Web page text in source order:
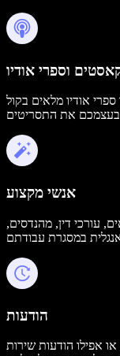
וספרי אודיו
אודיו מלאים בקול
אנשי מקצוע
עורכי דין, מהנדסים,
הודעות
אפילו הודעות שירות